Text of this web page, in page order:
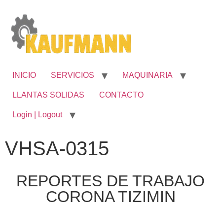
INICIO SERVICIOS MAQUINARIA
LLANTAS SOLIDAS CONTACTO
Login | Logout
VHSA-0315
REPORTES DE TRABAJO
CORONA TIZIMIN